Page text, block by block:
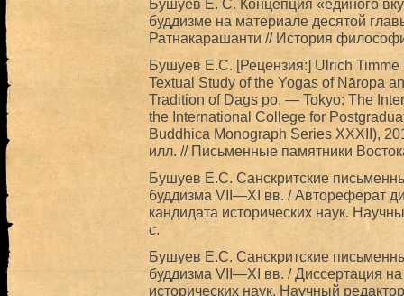
Бушуев Е. С. Концепция «единого
буддизме на материале десятой
Ратнакарашанти // История
Бушуев Е.С. [Рецензия:] Ulrich Timme
Textual Study of the Yogas of Nāropa
Tradition of Dags po. — Tokyo: The
the International College for
Buddhica Monograph Series XXXII),
илл. // Письменные памятники
Бушуев Е.С. Санскритские
буддизма VII—XI вв. / Автореферат
кандидата исторических наук.
с.
Бушуев Е.С. Санскритские
буддизма VII—XI вв. / Диссертация
исторических наук. Научный